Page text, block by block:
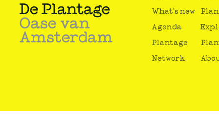
What's new
Agenda
Plantage
Network